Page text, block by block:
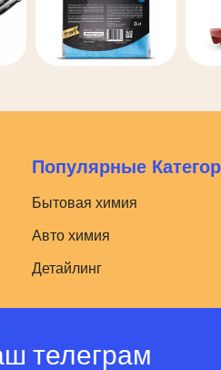
Популярные
Бытовая химия
Авто химия
Детайлинг
телеграм